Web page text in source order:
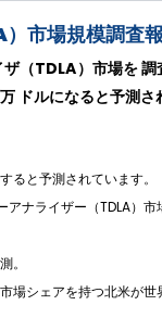
市場規模調査
（TDLA）市場を
ドルになると予測
ると予測されています。
ナライザー（TDLA）
。
場シェアを持つ北米が